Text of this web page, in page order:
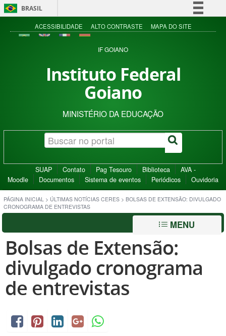
BRASIL
Simplifique!
Acesso à informação
ACESSIBILIDADE ALTO CONTRASTE MAPA DO SITE
IF GOIANO
Instituto Federal
Goiano
MINISTÉRIO DA EDUCAÇÃO
SUAP Contato Pag Tesouro Biblioteca
AVA -
Moodle
Documentos Sistema de eventos Periódicos Ouvidoria
PÁGINA INICIAL > ÚLTIMAS NOTÍCIAS CERES > BOLSAS DE EXTENSÃO: DIVULGADO
CRONOGRAMA DE ENTREVISTAS
MENU
Bolsas de Extensão:
divulgado cronograma
de entrevistas